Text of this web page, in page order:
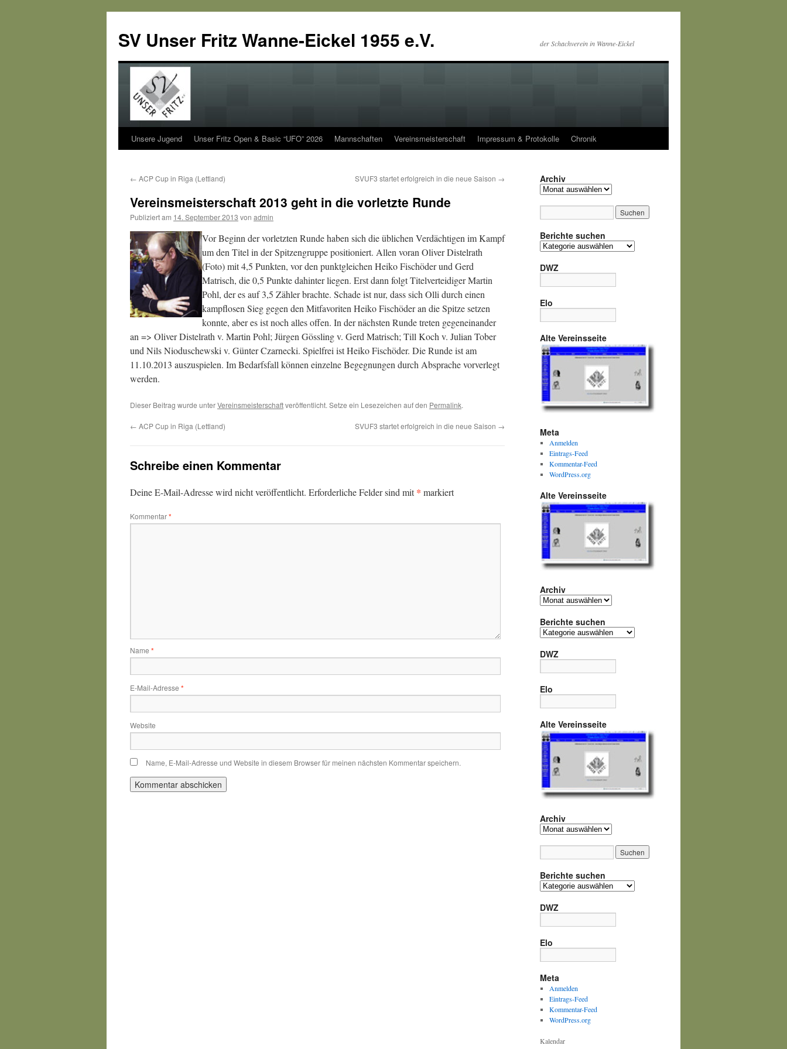
SV Unser Fritz Wanne-Eickel 1955 e.V. der Schachverein in Wanne-Eickel
Zum
springen
Unsere Jugend Unser Fritz Open & Basic “UFO” 2026 Mannschaften Vereinsmeisterschaft Impressum & Protokolle Chronik
← ACP Cup in Riga (Lettland) SVUF3 startet erfolgreich in die neue Saison →
Vereinsmeisterschaft 2013 geht in die vorletzte Runde
Publiziert am 14. September 2013 von admin
Vor Beginn der vorletzten Runde haben sich die üblichen Verdächtigen im Kampf
um den Titel in der Spitzengruppe positioniert. Allen voran Oliver Distelrath
(Foto) mit 4,5 Punkten, vor den punktgleichen Heiko Fischöder und Gerd
Matrisch, die 0,5 Punkte dahinter liegen. Erst dann folgt Titelverteidiger Martin
Pohl, der es auf 3,5 Zähler brachte. Schade ist nur, dass sich Olli durch einen
kampflosen Sieg gegen den Mitfavoriten Heiko Fischöder an die Spitze setzen
konnte, aber es ist noch alles offen. In der nächsten Runde treten gegeneinander
an => Oliver Distelrath v. Martin Pohl; Jürgen Gössling v. Gerd Matrisch; Till Koch v. Julian Tober
und Nils Nioduschewski v. Günter Czarnecki. Spielfrei ist Heiko Fischöder. Die Runde ist am
11.10.2013 auszuspielen. Im Bedarfsfall können einzelne Begegnungen durch Absprache vorverlegt
werden.
Dieser Beitrag wurde unterVereinsmeisterschaftveröffentlicht. Setze ein Lesezeichen auf den Permalink.
← ACP Cup in Riga (Lettland) SVUF3 startet erfolgreich in die neue Saison →
Schreibe einen Kommentar
Deine E-Mail-Adresse wird nicht veröffentlicht. Erforderliche Felder sind mit* markiert
Kommentar*
Name *
E-Mail-Adresse *
Website
Name, E-Mail-Adresse und Website in diesem Browser für meinen nächsten Kommentar speichern.
Archiv
Archiv
Berichte suchen
Berichte
DWZ
Elo
Alte Vereinsseite
Meta
Anmelden
Eintrags-Feed
Kommentar-Feed
WordPress.org
Alte Vereinsseite
Archiv
Archiv
Berichte suchen
Berichte
DWZ
Elo
Alte Vereinsseite
Archiv
Archiv
Berichte suchen
Berichte
DWZ
Elo
Meta
Anmelden
Eintrags-Feed
Kommentar-Feed
WordPress.org
Kalendar